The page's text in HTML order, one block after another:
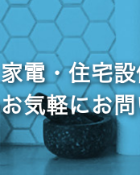
家電・住宅
お気軽にお